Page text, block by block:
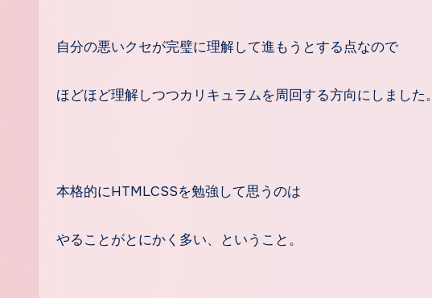
自分の悪いクセが完璧に理解して進もうとする点なので
ほどほど理解しつつカリキュラムを周回する方向にしました。
本格的にHTMLCSSを勉強して思うのは
やることがとにかく多い、ということ。